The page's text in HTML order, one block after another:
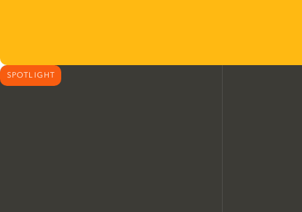
SPOTLIGHT